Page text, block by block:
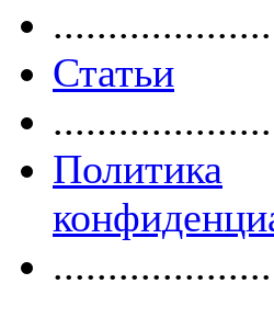
Статьи
Политика